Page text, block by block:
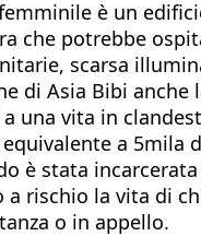
è un
potrebbe
scarsa
di Asia Bibi
una vita in
a
è stata
rischio la vita di
o in appello.